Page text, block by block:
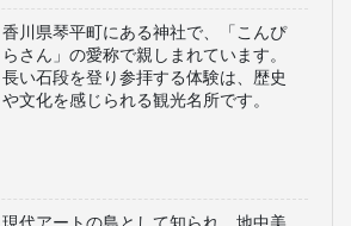
香川県琴平町にある神社で、「こんぴ
らさん」の愛称で親しまれています。
長い石段を登り参拝する体験は、歴史
や文化を感じられる観光名所です。